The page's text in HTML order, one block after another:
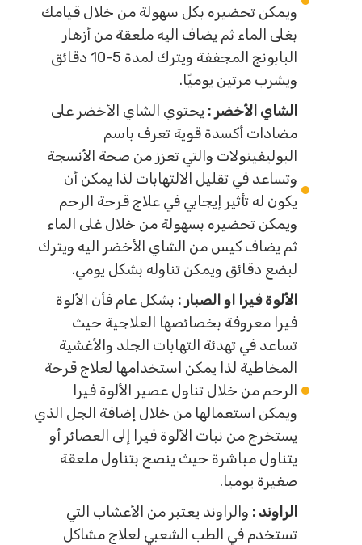
ويمكن تحضيره بكل سهولة من خلال قيامك
بغلى الماء ثم يضاف اليه ملعقة من أزهار
البابونج المجففة ويترك لمدة 5-10 دقائق
ويشرب مرتين يوميًا.
الشاي الأخضر : يحتوي الشاي الأخضر على
مضادات أكسدة قوية تعرف باسم
البوليفينولات والتي تعزز من صحة الأنسجة
وتساعد في تقليل الالتهابات لذا يمكن أن
يكون له تأثير إيجابي في علاج قرحة الرحم
ويمكن تحضيره بسهولة من خلال غلى الماء
ثم يضاف كيس من الشاي الأخضر اليه ويترك
لبضع دقائق ويمكن تناوله بشكل يومي.
الألوة فيرا او الصبار : بشكل عام فأن الألوة
فيرا معروفة بخصائصها العلاجية حيث
تساعد في تهدئة التهابات الجلد والأغشية
المخاطية لذا يمكن استخدامها لعلاج قرحة
الرحم من خلال تناول عصير الألوة فيرا
ويمكن استعمالها من خلال إضافة الجل الذي
يستخرج من نبات الألوة فيرا إلى العصائر أو
يتناول مباشرة حيث ينصح بتناول ملعقة
صغيرة يوميا.
الراوند : والراوند يعتبر من الأعشاب التي
تستخدم في الطب الشعبي لعلاج مشاكل